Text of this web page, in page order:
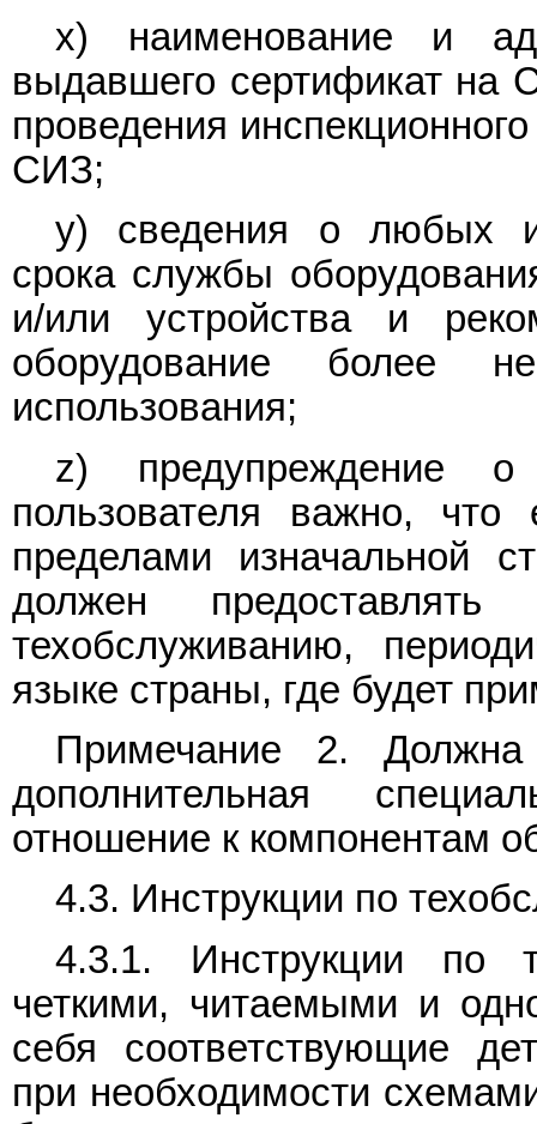
x) наименование и
выдавшего сертификат на
проведения
СИЗ;
y) сведения о любых
срока службы
и/или устройства и
оборудование более
использования;
z) предупреждение
пользователя важно, что
пределами изначальной
должен
техобслуживанию,
языке страны, где будет
Примечание 2. Должна
дополнительная
отношение к компонентам
4.3. Инструкции по
4.3.1. Инструкции по
четкими, читаемыми и
себя соответствующие
при необходимости